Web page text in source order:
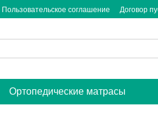
Пользовательское соглашение Договор
Ортопедические матрасы